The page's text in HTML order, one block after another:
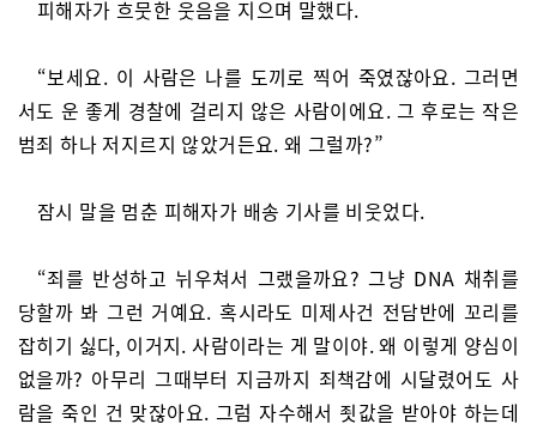
피해자가 흐뭇한 웃음을 지으며 말했다.
“보세요. 이 사람은 나를 도끼로 찍어 죽였잖아요. 그러면
서도 운 좋게 경찰에 걸리지 않은 사람이에요. 그 후로는 작은
범죄 하나 저지르지 않았거든요. 왜 그럴까?”
잠시 말을 멈춘 피해자가 배송 기사를 비웃었다.
“죄를 반성하고 뉘우쳐서 그랬을까요? 그냥 DNA 채취를
당할까 봐 그런 거예요. 혹시라도 미제사건 전담반에 꼬리를
잡히기 싫다, 이거지. 사람이라는 게 말이야. 왜 이렇게 양심이
없을까? 아무리 그때부터 지금까지 죄책감에 시달렸어도 사
람을 죽인 건 맞잖아요. 그럼 자수해서 죗값을 받아야 하는데